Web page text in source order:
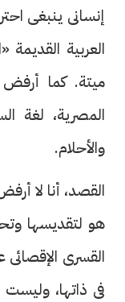
إنسانى ينبغى
العربية
ميتة. كما
المصرية، لغة
والأحلام.
القصد، أنا لا
هو لتقديسها
القسرى
فى ذاتها،